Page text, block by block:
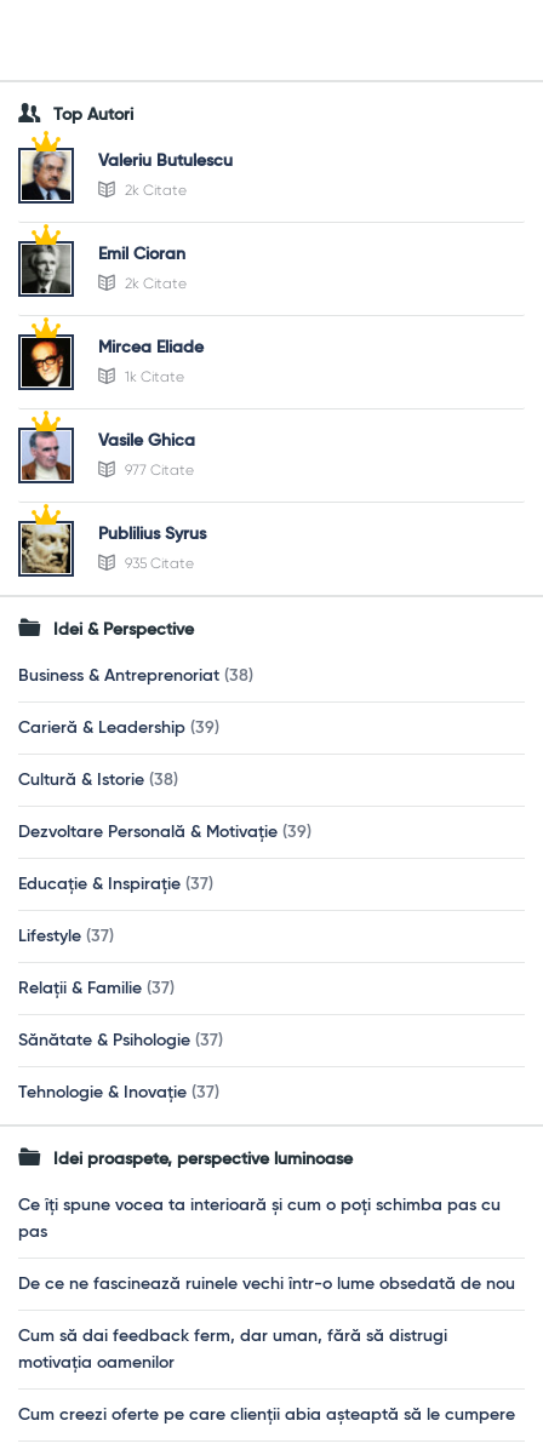
Top Autori
Valeriu Butulescu
2k Citate
Emil Cioran
2k Citate
Mircea Eliade
1k Citate
Vasile Ghica
977 Citate
Publilius Syrus
935 Citate
Idei & Perspective
Business & Antreprenoriat (38)
Carieră & Leadership (39)
Cultură & Istorie (38)
Dezvoltare Personală & Motivație (39)
Educație & Inspirație (37)
Lifestyle (37)
Relații & Familie (37)
Sănătate & Psihologie (37)
Tehnologie & Inovație (37)
Idei proaspete, perspective luminoase
Ce îți spune vocea ta interioară și cum o poți schimba pas cu
pas
De ce ne fascinează ruinele vechi într-o lume obsedată de nou
Cum să dai feedback ferm, dar uman, fără să distrugi
motivația oamenilor
Cum creezi oferte pe care clienții abia așteaptă să le cumpere